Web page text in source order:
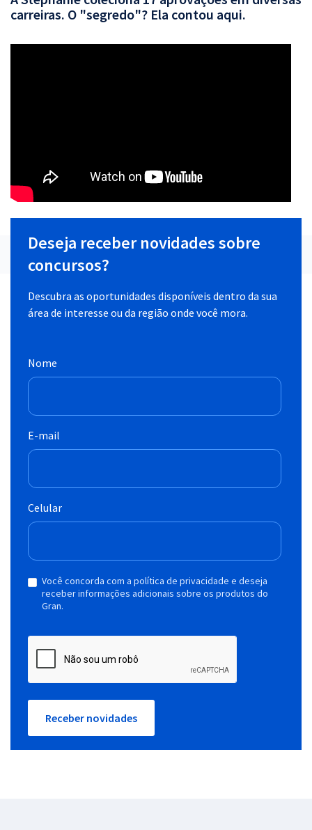
carreiras. O "segredo"? Ela contou aqui.
Deseja receber novidades sobre
concursos?
Descubra as oportunidades disponíveis dentro da sua
área de interesse ou da região onde você mora.
Nome
E-mail
Celular
Você concorda com a política de privacidade e deseja
receber informações adicionais sobre os produtos do
Gran.
Receber novidades